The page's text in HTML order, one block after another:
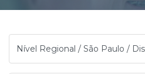
Blocos
Blocos